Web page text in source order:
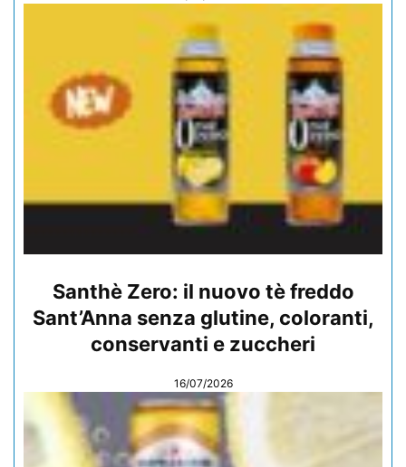
Santhè Zero: il nuovo tè freddo
Sant’Anna senza glutine, coloranti,
conservanti e zuccheri
16/07/2026